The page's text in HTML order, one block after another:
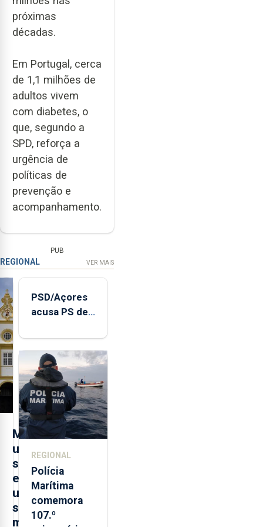
próximas
décadas.
Em Portugal, cerca
de 1,1 milhões de
adultos vivem
com diabetes, o
que, segundo a
SPD, reforça a
urgência de
políticas de
prevenção e
acompanhamento.
PUB
REGIONAL VER MAIS
M
u
s
e
u
s
m
PSD/Açores
acusa PS de
contraditória"
sobre
evolução
turística
REGIONAL
Polícia
Marítima
comemora
107.º